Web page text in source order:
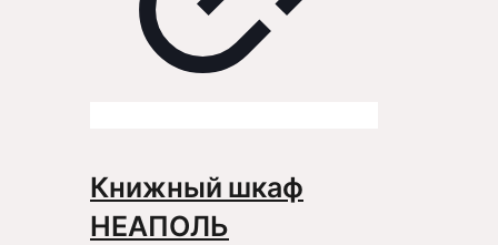
Книжный шкаф
НЕАПОЛЬ